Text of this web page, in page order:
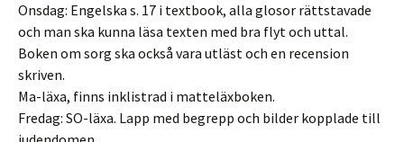
Onsdag: Engelska s. 17 i textbook, alla glosor rättstavade
och man ska kunna läsa texten med bra flyt och uttal.
Boken om sorg ska också vara utläst och en recension
skriven.
Ma-läxa, finns inklistrad i matteläxboken.
Fredag: SO-läxa. Lapp med begrepp och bilder kopplade till